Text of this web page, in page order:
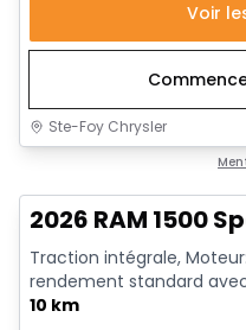
Voir
Ste-Foy Chrysler
2026 RAM 1500
Traction intégrale,
rendement standard
10 km